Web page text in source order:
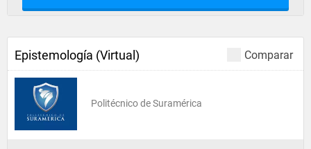
Comparar
Epistemología (Virtual)
Politécnico de Suramérica